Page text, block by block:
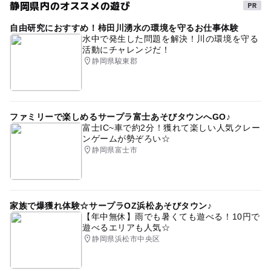
静岡県内のオススメの遊び
自由研究におすすめ！柿田川湧水の環境を守るお仕事体験
水中で発生した問題を解決！川の環境を守る
活動にチャレンジだ！
静岡県駿東郡
ファミリーで楽しめるサープラ富士あそびタウンへGO♪
富士IC~車で約2分！獲れて楽しい人気クレー
ンゲームが勢ぞろい☆
静岡県富士市
家族で爆獲れ体験☆サープラOZ浜松あそびタウン♪
【年中無休】雨でも暑くても遊べる！10円で
遊べるエリアも人気☆
静岡県浜松市中央区